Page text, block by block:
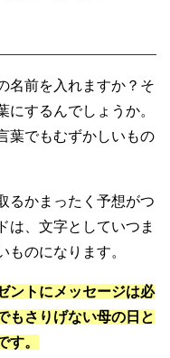
名前を入れますか？そ
するんでしょうか。
葉でもむずかしいもの
るかまったく予想がつ
は、文字としていつま
ものになります。
ントにメッセージは必
もさりげない母の日と
す。